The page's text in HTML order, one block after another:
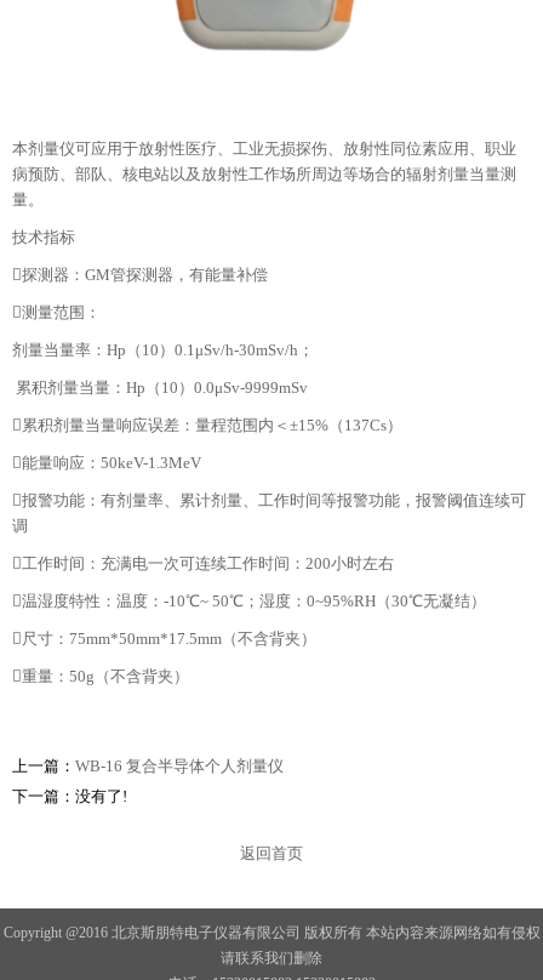
本剂量仪可应用于放射性医疗、工业无损探伤、放射性同位素应用、职业
病预防、部队、核电站以及放射性工作场所周边等场合的辐射剂量当量测
量。
技术指标
探测器：GM管探测器，有能量补偿
测量范围：
剂量当量率：Hp（10）0.1μSv/h-30mSv/h；
累积剂量当量：Hp（10）0.0μSv-9999mSv
累积剂量当量响应误差：量程范围内＜±15%（137Cs）
能量响应：50keV-1.3MeV
报警功能：有剂量率、累计剂量、工作时间等报警功能，报警阈值连续可
调
工作时间：充满电一次可连续工作时间：200小时左右
温湿度特性：温度：-10℃~ 50℃；湿度：0~95%RH（30℃无凝结）
尺寸：75mm*50mm*17.5mm（不含背夹）
重量：50g（不含背夹）
上一篇： WB-16 复合半导体个人剂量仪
下一篇：没有了!
返回首页
Copyright @2016 北京斯朋特电子仪器有限公司 版权所有 本站内容来源网络如有侵权
请联系我们删除